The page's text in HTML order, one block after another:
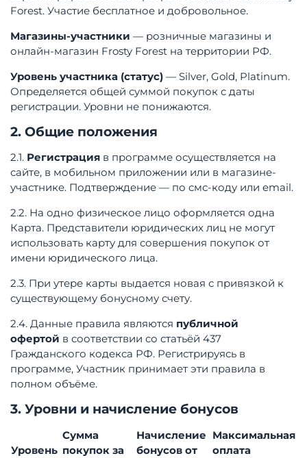
Forest. Участие бесплатное и добровольное.
Магазины-участники — розничные магазины и
онлайн-магазин Frosty Forest на территории РФ.
Уровень участника (статус) — Silver, Gold, Platinum.
Определяется общей суммой покупок с даты
регистрации. Уровни не понижаются.
2. Общие положения
2.1. Регистрация в программе осуществляется на
сайте, в мобильном приложении или в магазине-
участнике. Подтверждение — по смс-коду или email.
2.2. На одно физическое лицо оформляется одна
Карта. Представители юридических лиц не могут
использовать карту для совершения покупок от
имени юридического лица.
2.3. При утере карты выдается новая с привязкой к
существующему бонусному счету.
2.4. Данные правила являются публичной
офертой в соответствии со статьёй 437
Гражданского кодекса РФ. Регистрируясь в
программе, Участник принимает эти правила в
полном объёме.
3. Уровни и начисление бонусов
Уровень
Сумма
покупок за
Начисление
бонусов от
Максимальная
оплата